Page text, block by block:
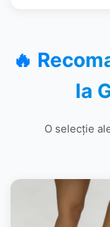
🔥
la
O selecție